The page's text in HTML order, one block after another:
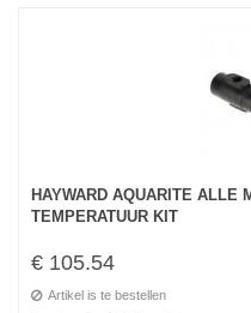
HAYWARD AQUARITE ALLE
TEMPERATUUR KIT
€ 105.54
Artikel is te bestellen